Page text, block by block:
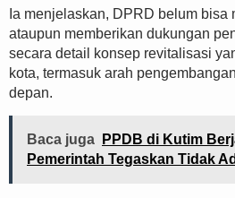
Ia menjelaskan, DPRD belum bisa
ataupun memberikan dukungan
secara detail konsep revitalisasi
kota, termasuk arah
depan.
Baca juga
PPDB di Kutim
Pemerintah Tegaskan Tidak